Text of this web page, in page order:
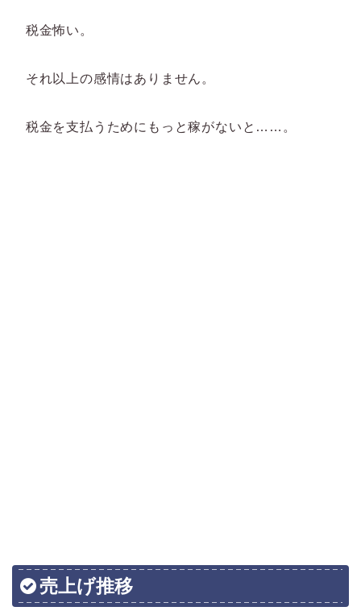
税金怖い。
それ以上の感情はありません。
税金を支払うためにもっと稼がないと……。
売上げ推移